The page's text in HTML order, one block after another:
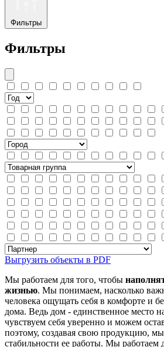
Фильтры
Фильтры
Выгрузить объекты в PDF
Мы работаем для того, чтобы
жизнью. Мы понимаем, насколько
человека ощущать себя в комфорте и
дома. Ведь дом - единственное место
чувствуем себя уверенно и можем
поэтому, создавая свою продукцию,
стабильности ее работы. Мы работаем